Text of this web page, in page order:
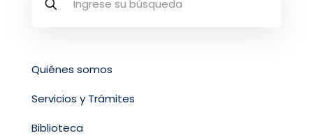
Quiénes somos
Servicios y Trámites
Biblioteca